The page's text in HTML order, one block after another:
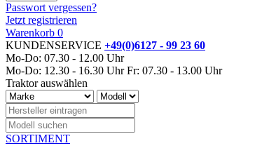
Passwort vergessen?
Jetzt registrieren
Warenkorb 0
KUNDENSERVICE +49(0)6127 - 99 23 60
Mo-Do: 07.30 - 12.00 Uhr
Mo-Do: 12.30 - 16.30 Uhr Fr: 07.30 - 13.00 Uhr
Traktor auswählen
SORTIMENT